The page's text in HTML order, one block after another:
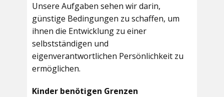
Unsere Aufgaben sehen wir darin,
günstige Bedingungen zu schaffen, um
ihnen die Entwicklung zu einer
selbstständigen und
eigenverantwortlichen Persönlichkeit zu
ermöglichen.
Kinder benötigen Grenzen